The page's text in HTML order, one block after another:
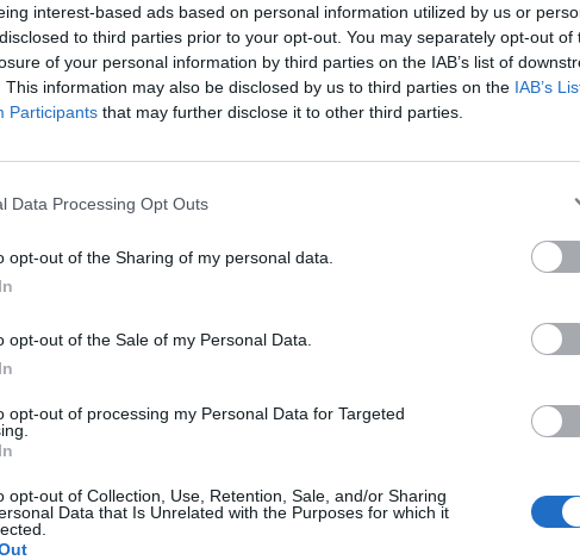
interest-based ads based on personal information utilized by us or
to third parties prior to your opt-out. You may separately opt-out of
of your personal information by third parties on the IAB’s list of
This information may also be disclosed by us to third parties on the IAB’s
Participants that may further disclose it to other third parties.
Data Processing Opt Outs
opt-out of the Sharing of my personal data.
opt-out of the Sale of my Personal Data.
opt-out of processing my Personal Data for Targeted
opt-out of Collection, Use, Retention, Sale, and/or Sharing
Data that Is Unrelated with the Purposes for which it
«Το
μας
Είδαμε το
έργο
από
2024 Bydipethe
Lamiareport: «Το
μεγάλο μας
Τσίρκο» του
την Ερασιτεχνική